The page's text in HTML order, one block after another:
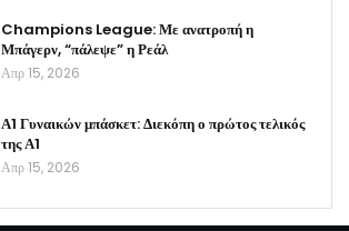
Champions League: Με ανατροπή η
Μπάγερν, “πάλεψε” η Ρεάλ
Απρ 15, 2026
Α1 Γυναικών μπάσκετ: Διεκόπη ο πρώτος τελικός
της Α1
Απρ 15, 2026